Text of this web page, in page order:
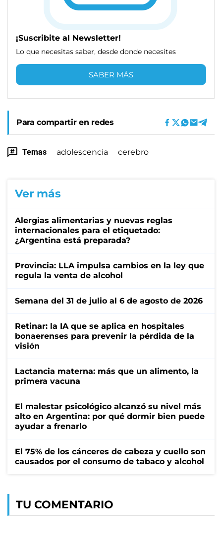
¡Suscribite al Newsletter!
Lo que necesitas saber, desde donde necesites
SABER MÁS
Para compartir en redes
Temas adolescencia cerebro
Ver más
Alergias alimentarias y nuevas reglas
internacionales para el etiquetado:
¿Argentina está preparada?
Provincia: LLA impulsa cambios en la ley que
regula la venta de alcohol
Semana del 31 de julio al 6 de agosto de 2026
Retinar: la IA que se aplica en hospitales
bonaerenses para prevenir la pérdida de la
visión
Lactancia materna: más que un alimento, la
primera vacuna
El malestar psicológico alcanzó su nivel más
alto en Argentina: por qué dormir bien puede
ayudar a frenarlo
El 75% de los cánceres de cabeza y cuello son
causados por el consumo de tabaco y alcohol
TU COMENTARIO